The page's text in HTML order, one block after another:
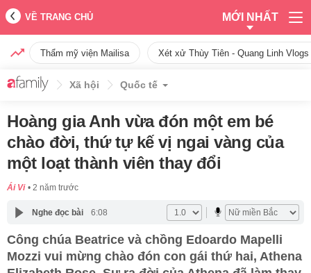
VỀ TRANG CHỦ MỚI NHẤT
Thẩm mỹ viện Mailisa Xét xử Thùy Tiên - Quang Linh
Xã hội Quốc tế
Hoàng gia Anh vừa đón một em bé
chào đời, thứ tự kế vị ngai vàng của
một loạt thành viên thay đổi
Ái Vi 2 năm trước
Nghe đọc bài 6:08
Công chúa Beatrice và chồng Edoardo Mapelli
Mozzi vui mừng chào đón con gái thứ hai, Athena